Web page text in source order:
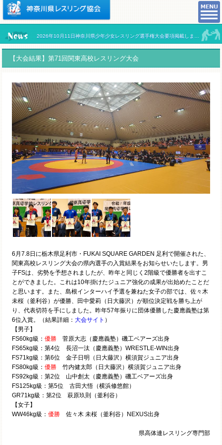
【大会結果】第71回関東高校レスリング大会
6月7.8日に栃木県足利市・FUKAI SQUARE GARDEN 足利で開催された、
関東高校レスリング大会の県内選手の入賞結果をお知らせいたします。男
子FSは、劣勢を予想されましたが、昨年と同じく2階級で優勝者を出すこ
とができました。これは10年掛けたジュニア強化の成果が出始めたことだ
と思います。また、島根インターハイ予選を兼ねた女子の部では、佐々木
未桜（釜利谷）が優勝、田中愛莉（日大藤沢）が順位決定戦を勝ち上が
り、代表切符を手にしました。昨年57年振りに団体優勝した慶應義塾は第
6位入賞。（結果詳細：大会サイト ）
【男子】
FS60kg級：優勝 菅原大志（慶應義塾）磯工ベアーズ出身
FS65kg級：第4位 長沼一汰（慶應義塾）WRESTLE-WIN出身
FS71kg級：第6位 金子日明（日大藤沢）横須賀ジュニア出身
FS80kg級：優勝 竹内健太郎（日大藤沢）横須賀ジュニア出身
FS92kg級：第2位 山中創太（慶應義塾）磯工ベアーズ出身
FS125kg級：第5位 古田大悟（横浜修悠館）
GR71kg級：第2位 萩原玖則（釜利谷）
【女子】
WW46kg級：優勝 佐々木 未桜（釜利谷）NEXUS出身
県高体連レスリング専門部